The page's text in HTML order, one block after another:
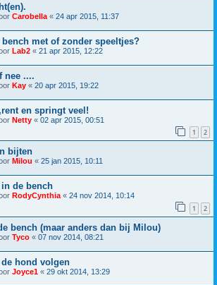
Carobella « 24 apr 2015, 11:37
met of zonder speeltjes?
Lab2 « 21 apr 2015, 12:22
nee ....
Kay « 20 apr 2015, 19:22
en springt veel!
Netty « 02 apr 2015, 00:51
1 2
bijten
Milou « 25 jan 2015, 10:11
de bench
RodyCynthia « 24 nov 2014, 10:14
1 2
bench (maar anders dan bij Milou)
Tyco « 07 nov 2014, 08:21
de hond volgen
Joyce1 « 29 okt 2014, 13:29